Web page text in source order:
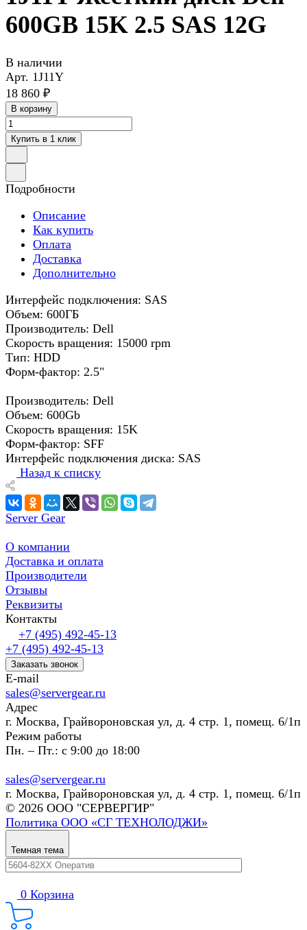
600GB 15K 2.5 SAS 12G
В наличии
Арт. 1J11Y
18 860 ₽
В корзину
Купить в 1 клик
Подробности
Описание
Как купить
Оплата
Доставка
Дополнительно
Интерфейс подключения: SAS
Объем: 600ГБ
Производитель: Dell
Скорость вращения: 15000 rpm
Тип: HDD
Форм-фактор: 2.5"
Производитель: Dell
Объем: 600Gb
Скорость вращения: 15K
Форм-фактор: SFF
Интерфейс подключения диска: SAS
Назад к списку
Server Gear
О компании
Доставка и оплата
Производители
Отзывы
Реквизиты
Контакты
+7 (495) 492-45-13
+7 (495) 492-45-13
Заказать звонок
E-mail
sales@servergear.ru
Адрес
г. Москва, Грайвороновская ул, д. 4 стр. 1, помещ. 6/1п
Режим работы
Пн. – Пт.: с 9:00 до 18:00
sales@servergear.ru
г. Москва, Грайвороновская ул, д. 4 стр. 1, помещ. 6/1п
© 2026 ООО "СЕРВЕРГИР"
Политика ООО «СГ ТЕХНОЛОДЖИ»
Темная тема
0 Корзина